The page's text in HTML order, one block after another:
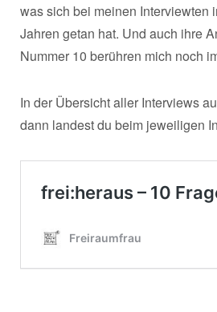
was sich bei meinen Interviewten
Jahren getan hat. Und auch ihre
Nummer 10 berühren mich noch
In der Übersicht aller Interviews
dann landest du beim jeweiligen